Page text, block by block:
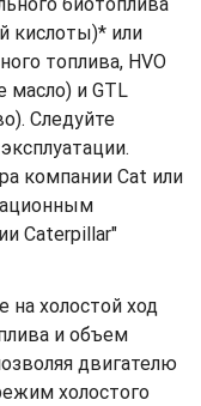
кислоты)* или
топлива, HVO
масло) и GTL
Следуйте
компании Cat или
Caterpillar"
на холостой ход
и объем
двигателю
холостого